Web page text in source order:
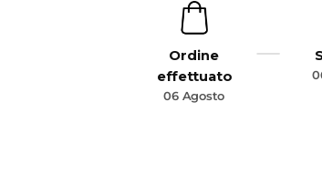
Ordine
effettuato
06 Agosto